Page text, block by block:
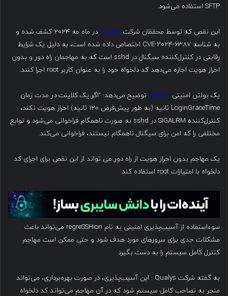
SFTP استفاده می‌شود.
این نقص که توسط محققان شرکت Qualys
در ماه مه ۲۰۲۴ کشف شده و
به شناسه CVE-2024-6387 اختصاص داده شده است، به دلیل یک شرایط
رقابتی در کنترل‌کننده سیگنال در sshd است که به مهاجمان راه دور و بدون
احراز هویت اجازه می‌دهد کد دلخواه خود را به عنوان کاربر root اجرا کنند.
یک بولتن امنیتی Debian توضیح می‌دهد: ‘اگر یک کلاینت در مدت زمان
LoginGraceTime ثانیه (به طور پیش‌فرض ۱۲۰ ثانیه) احراز هویت نکند،
کنترل‌کننده SIGALRM در sshd به صورت ناهمگام فراخوانی می‌شود و توابع
مختلفی را که امن برای سیگنال ناهمگام نیستند، فراخوانی می‌کند.
یک مهاجم بدون احراز هویت از راه دور می تواند از این نقص برای اجرای کد
دلخواه با امتیازات root استفاده کند.
سوءاستفاده از آسیب‌پذیری امنیتی به نام regreSSHion می‌تواند باعث
مشکلات جدی برای سرورهای مورد هدف شود و حتی ممکن است مهاجم
کنترل کامل سیستم را به دست بگیرد
به گفته شرکت Qualys : این آسیب‌پذیری، در صورت بهره‌برداری، می‌تواند
منجر به تصاحب کامل سیستم شود که در آن مهاجم می‌تواند کد دلخواه